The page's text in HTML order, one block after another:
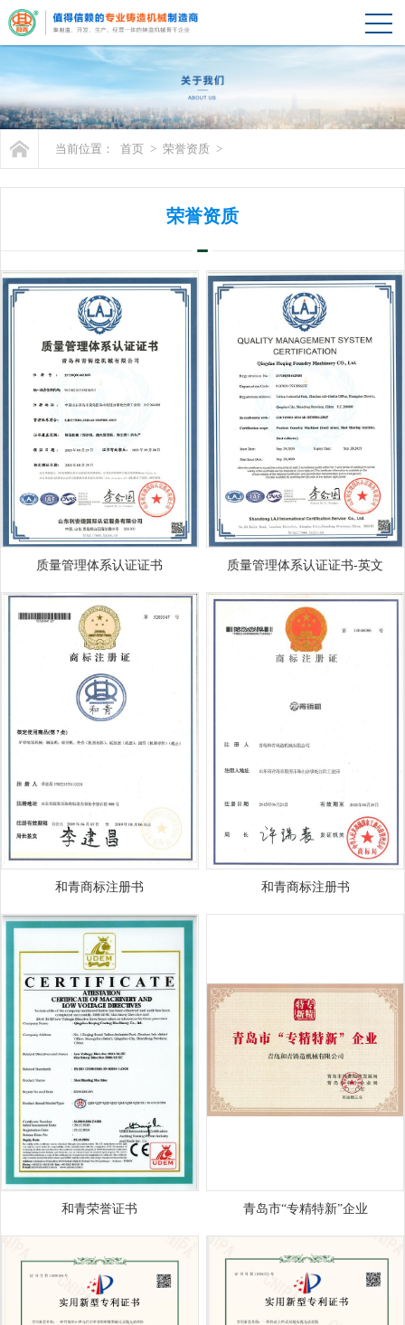
当前位置： 首页 > 荣誉资质 >
荣誉资质
质量管理体系认证证书 质量管理体系认证证书-英文
和青商标注册书 和青商标注册书
和青荣誉证书 青岛市“专精特新”企业